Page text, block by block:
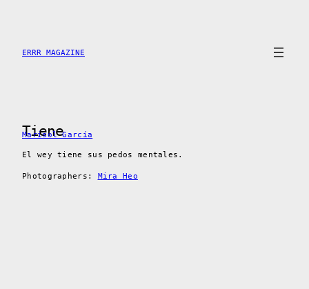
content
ERRR MAGAZINE
Tiene
Marisol García
El wey tiene sus pedos mentales.
Photographers: Mira Heo